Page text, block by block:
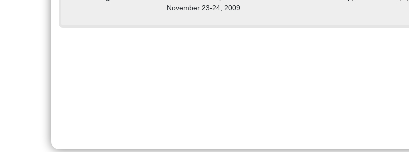
November 23-24, 2009